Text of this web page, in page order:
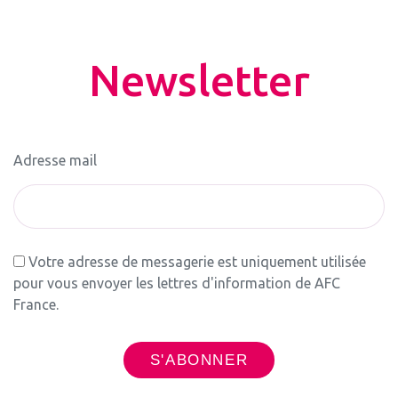
Newsletter
Adresse mail
Votre adresse de messagerie est uniquement utilisée
pour vous envoyer les lettres d'information de AFC
France.